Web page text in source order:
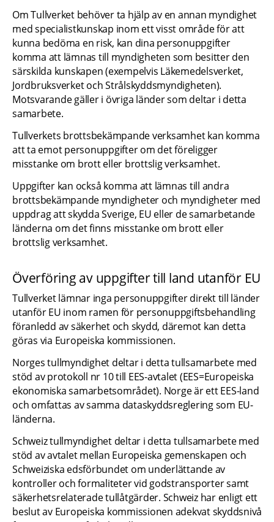
Om Tullverket behöver ta hjälp av en annan myndighet
med specialistkunskap inom ett visst område för att
kunna bedöma en risk, kan dina personuppgifter
komma att lämnas till myndigheten som besitter den
särskilda kunskapen (exempelvis Läkemedelsverket,
Jordbruksverket och Strålskyddsmyndigheten).
Motsvarande gäller i övriga länder som deltar i detta
samarbete.
Tullverkets brottsbekämpande verksamhet kan komma
att ta emot personuppgifter om det föreligger
misstanke om brott eller brottslig verksamhet.
Uppgifter kan också komma att lämnas till andra
brottsbekämpande myndigheter och myndigheter med
uppdrag att skydda Sverige, EU eller de samarbetande
länderna om det finns misstanke om brott eller
brottslig verksamhet.
Överföring av uppgifter till land utanför EU
Tullverket lämnar inga personuppgifter direkt till länder
utanför EU inom ramen för personuppgiftsbehandling
föranledd av säkerhet och skydd, däremot kan detta
göras via Europeiska kommissionen.
Norges tullmyndighet deltar i detta tullsamarbete med
stöd av protokoll nr 10 till EES-avtalet (EES=Europeiska
ekonomiska samarbetsområdet). Norge är ett EES-land
och omfattas av samma dataskyddsreglering som EU-
länderna.
Schweiz tullmyndighet deltar i detta tullsamarbete med
stöd av avtalet mellan Europeiska gemenskapen och
Schweiziska edsförbundet om underlättande av
kontroller och formaliteter vid godstransporter samt
säkerhetsrelaterade tullåtgärder. Schweiz har enligt ett
beslut av Europeiska kommissionen adekvat skyddsnivå